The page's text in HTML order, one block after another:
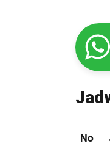
No